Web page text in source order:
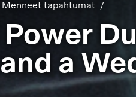
Menneet tapahtumat
a